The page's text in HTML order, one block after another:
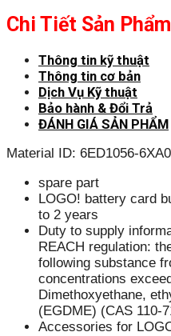
Chi Tiết Sản Phẩm
Thông tin kỹ thuật
Thông tin cơ bản
Dịch Vụ Kỹ thuật
Bảo hành & Đổi Trả
ĐÁNH GIÁ SẢN PHẨM
Material ID: 6ED1056-
spare part
LOGO! battery card
to 2 years
Duty to supply
REACH regulation:
following substance
concentrations
Dimethoxyethane,
(EGDME) (CAS 110-
Accessories for